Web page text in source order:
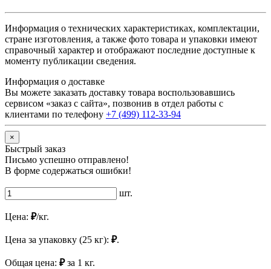
Информация о технических характеристиках, комплектации,
стране изготовления, а также фото товара и упаковки имеют
справочный характер и отображают последние доступные к
моменту публикации сведения.
Информация о доставке
Вы можете заказать доставку товара воспользовавшись
сервисом «заказ с сайта», позвонив в отдел работы с
клиентами по телефону +7 (499) 112-33-94
×
Быстрый заказ
Письмо успешно отправлено!
В форме содержаться ошибки!
шт.
Цена: ₽/кг.
Цена за упаковку (25 кг): ₽.
Общая цена: ₽за 1 кг.